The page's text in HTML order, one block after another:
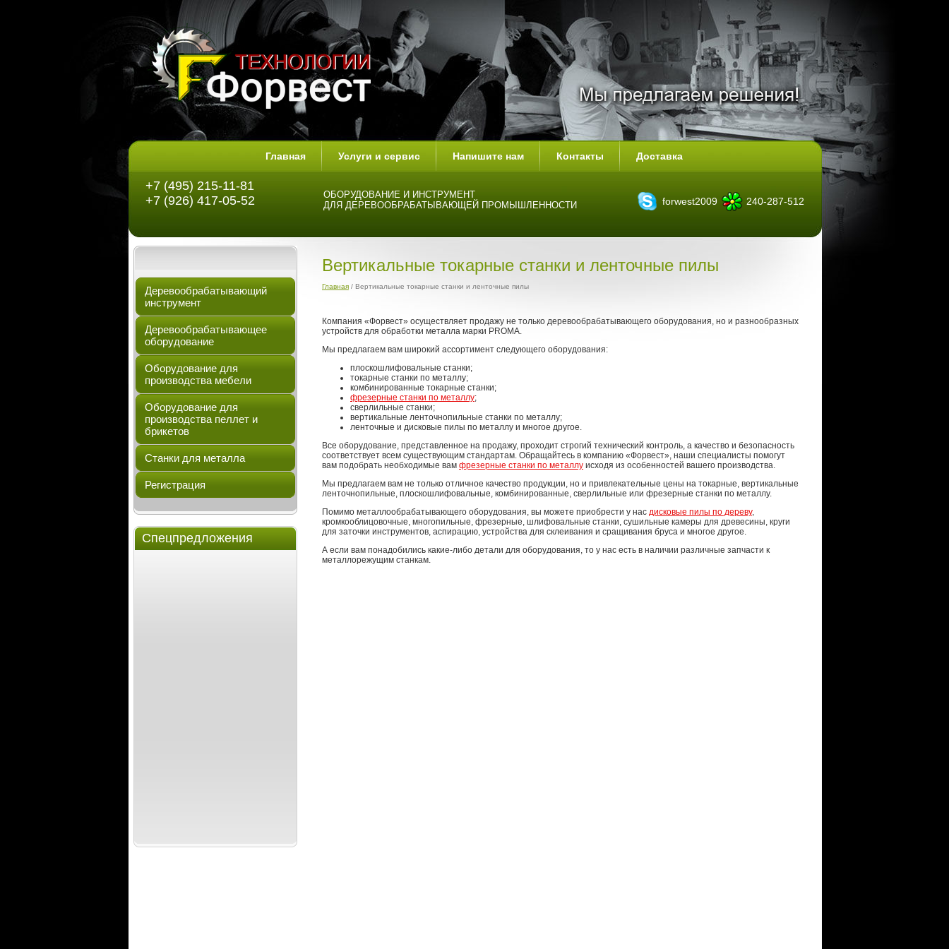
ОБОРУДОВАНИЕ И ИНСТРУМЕНТ
ДЛЯ ДЕРЕВООБРАБАТЫВАЮЩЕЙ ПРОМЫШЛЕННОСТИ
+7 (495) 215-11-81
+7 (926) 417-05-52
forwest2009 240-287-512
Главная Услуги и сервис Напишите нам Контакты Доставка
Деревообрабатывающий
инструмент
Деревообрабатывающее
оборудование
Оборудование для
производства мебели
Оборудование для
производства пеллет и
брикетов
Станки для металла
Регистрация
Спецпредложения
Вертикальные токарные станки и ленточные пилы
Главная / Вертикальные токарные станки и ленточные пилы
Компания «Форвест» осуществляет продажу не только деревообрабатывающего оборудования, но и разнообразных
устройств для обработки металла марки PROMA.
Мы предлагаем вам широкий ассортимент следующего оборудования:
плоскошлифовальные станки;
токарные станки по металлу;
комбинированные токарные станки;
фрезерные станки по металлу;
сверлильные станки;
вертикальные ленточнопильные станки по металлу;
ленточные и дисковые пилы по металлу и многое другое.
Все оборудование, представленное на продажу, проходит строгий технический контроль, а качество и безопасность
соответствует всем существующим стандартам. Обращайтесь в компанию «Форвест», наши специалисты помогут
вам подобрать необходимые вам фрезерные станки по металлу исходя из особенностей вашего производства.
Мы предлагаем вам не только отличное качество продукции, но и привлекательные цены на токарные, вертикальные
ленточнопильные, плоскошлифовальные, комбинированные, сверлильные или фрезерные станки по металлу.
Помимо металлообрабатывающего оборудования, вы можете приобрести у нас дисковые пилы по дереву,
кромкооблицовочные, многопильные, фрезерные, шлифовальные станки, сушильные камеры для древесины, круги
для заточки инструментов, аспирацию, устройства для склеивания и сращивания бруса и многое другое.
А если вам понадобились какие-либо детали для оборудования, то у нас есть в наличии различные запчасти к
металлорежущим станкам.